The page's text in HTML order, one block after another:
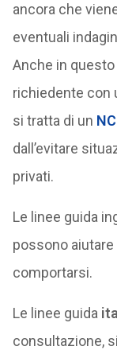
ancora che
eventuali
Anche in questo
richiedente con
si tratta di un
dall’evitare
privati.
Le linee guida
possono aiutare
comportarsi.
Le linee guida
consultazione,